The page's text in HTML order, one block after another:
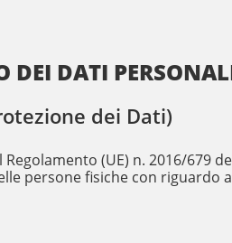
DEI DATI
dei Dati)
(UE) n. 2016/679
persone fisiche con riguardo